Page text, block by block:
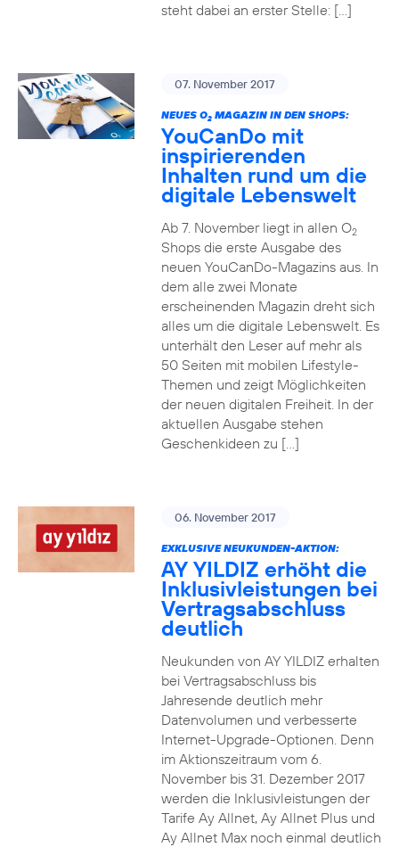
steht dabei an erster Stelle: […]
07. November 2017
NEUES O2MAGAZIN IN DEN SHOPS:
YouCanDo mit
inspirierenden
Inhalten rund um die
digitale Lebenswelt
Ab 7. November liegt in allen O2
Shops die erste Ausgabe des
neuen YouCanDo-Magazins aus. In
dem alle zwei Monate
erscheinenden Magazin dreht sich
alles um die digitale Lebenswelt. Es
unterhält den Leser auf mehr als
50 Seiten mit mobilen Lifestyle-
Themen und zeigt Möglichkeiten
der neuen digitalen Freiheit. In der
aktuellen Ausgabe stehen
Geschenkideen zu […]
06. November 2017
EXKLUSIVE NEUKUNDEN-AKTION:
AY YILDIZ erhöht die
Inklusivleistungen bei
Vertragsabschluss
deutlich
Neukunden von AY YILDIZ erhalten
bei Vertragsabschluss bis
Jahresende deutlich mehr
Datenvolumen und verbesserte
Internet-Upgrade-Optionen. Denn
im Aktionszeitraum vom 6.
November bis 31. Dezember 2017
werden die Inklusivleistungen der
Tarife Ay Allnet, Ay Allnet Plus und
Ay Allnet Max noch einmal deutlich